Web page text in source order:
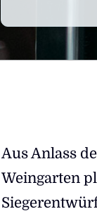
Aus Anlass
Weingarten